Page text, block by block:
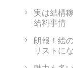
実は結構
給料事情
朗報！絵
リストに